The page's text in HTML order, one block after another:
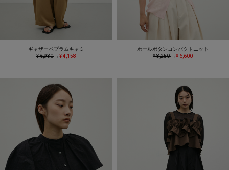
ギャザーペプラムキャミ
¥ 6,930→¥ 4,158
ホールボタンコンパクトニット
¥ 8,250→¥ 6,600